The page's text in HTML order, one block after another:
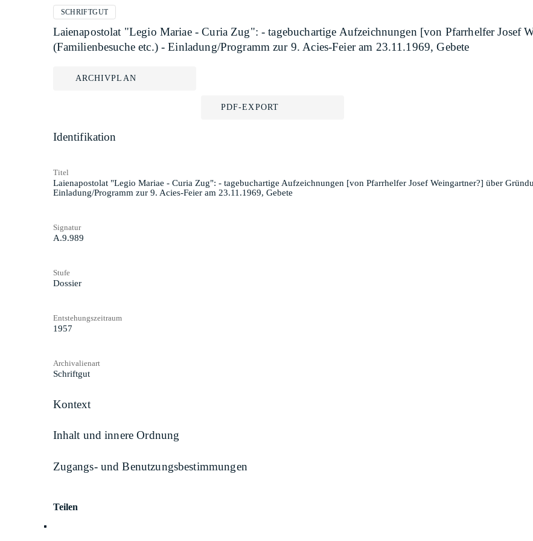
SCHRIFTGUT
Laienapostolat "Legio Mariae - Curia Zug": - tagebuchartige Aufzeichnungen [von Pfarrhelfer Josef
(Familienbesuche etc.) - Einladung/Programm zur 9. Acies-Feier am 23.11.1969, Gebete
ARCHIVPLAN
PDF-EXPORT
Identifikation
Titel
Laienapostolat "Legio Mariae - Curia Zug": - tagebuchartige Aufzeichnungen [von Pfarrhelfer Josef Weingartner?] über
Einladung/Programm zur 9. Acies-Feier am 23.11.1969, Gebete
Signatur
A.9.989
Stufe
Dossier
Entstehungszeitraum
1957
Archivalienart
Schriftgut
Kontext
Inhalt und innere Ordnung
Zugangs- und Benutzungsbestimmungen
Teilen